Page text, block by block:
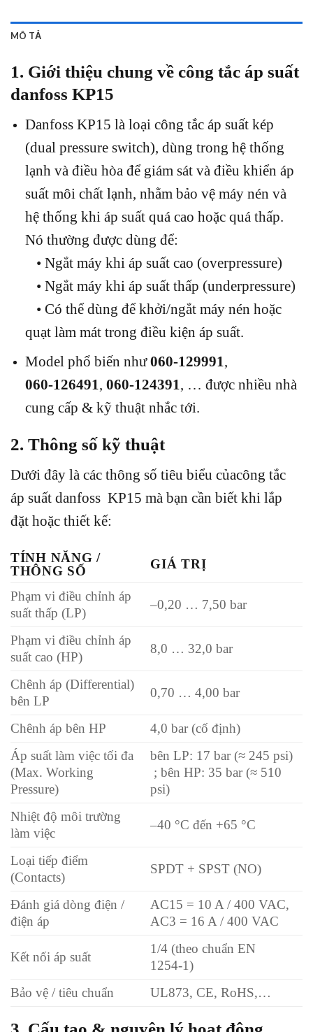
MÔ TẢ
1. Giới thiệu chung về công tắc áp suất
danfoss KP15
Danfoss KP15 là loại công tắc áp suất kép
(dual pressure switch), dùng trong hệ thống
lạnh và điều hòa để giám sát và điều khiển áp
suất môi chất lạnh, nhằm bảo vệ máy nén và
hệ thống khi áp suất quá cao hoặc quá thấp.
Nó thường được dùng để:
• Ngắt máy khi áp suất cao (overpressure)
• Ngắt máy khi áp suất thấp (underpressure)
• Có thể dùng để khởi/ngắt máy nén hoặc
quạt làm mát trong điều kiện áp suất.
Model phổ biến như060‑129991 ,
060‑126491 , 060‑124391 , … được nhiều nhà
cung cấp & kỹ thuật nhắc tới.
2. Thông số kỹ thuật
Dưới đây là các thông số tiêu biểu củacông tắc
áp suất danfoss KP15 mà bạn cần biết khi lắp
đặt hoặc thiết kế:
TÍNH NĂNG /
THÔNG SỐ
GIÁ TRỊ
Phạm vi điều chỉnh áp
suất thấp (LP)
–0,20 … 7,50 bar
Phạm vi điều chỉnh áp
suất cao (HP)
8,0 … 32,0 bar
Chênh áp (Differential)
bên LP
0,70 … 4,00 bar
Chênh áp bên HP
4,0 bar (cố định)
Áp suất làm việc tối đa
(Max. Working
Pressure)
bên LP: 17 bar (≈ 245 psi)
; bên HP: 35 bar (≈ 510
psi)
Nhiệt độ môi trường
làm việc
–40 °C đến +65 °C
Loại tiếp điểm
(Contacts)
SPDT + SPST (NO)
Đánh giá dòng điện /
điện áp
AC15 = 10 A / 400 VAC,
AC3 = 16 A / 400 VAC
Kết nối áp suất
1/4 (theo chuẩn EN
1254‑1)
Bảo vệ / tiêu chuẩn
UL873, CE, RoHS,…